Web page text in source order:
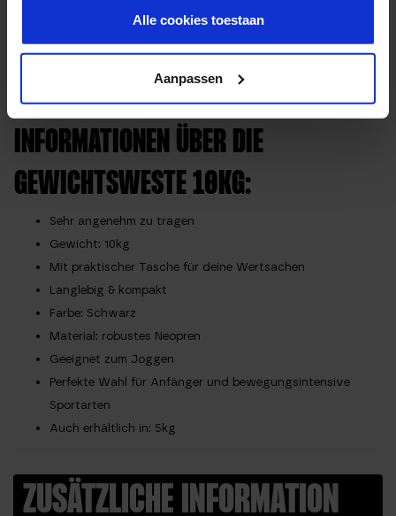
Alle cookies toestaan
Aanpassen
Wie auf den Bildern zu sehen ist, ist die Crosstraining Weste
von außen komplett schwarz, sodass sie zu jedem Style
passt! Überzeuge dich selbst von der Effektivität dieser
Weight West!
INFORMATIONEN ÜBER DIE
GEWICHTSWESTE 10KG:
Sehr angenehm zu tragen
Gewicht: 10kg
Mit praktischer Tasche für deine Wertsachen
Langlebig & kompakt
Farbe: Schwarz
Material: robustes Neopren
Geeignet zum Joggen
Perfekte Wahl für Anfänger und bewegungsintensive
Sportarten
Auch erhältlich in: 5kg
ZUSÄTZLICHE INFORMATION